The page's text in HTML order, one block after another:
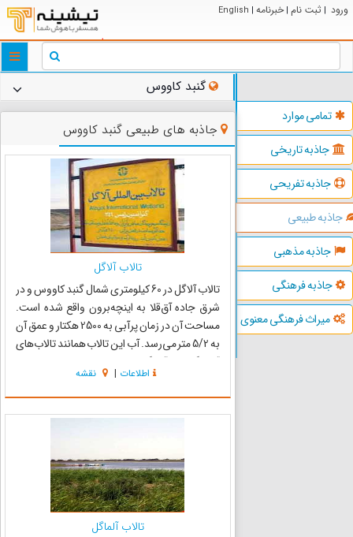
ورود | ثبت نام | خبرنامه |
English
تمامی موارد
جاذبه تاریخی
جاذبه تفریحی
جاذبه طبیعی
جاذبه مذهبی
جاذبه فرهنگی
میراث فرهنگی معنوی
گنبد کاووس
جاذبه های طبیعی گنبد کاووس
تالاب آلاگل
تالاب آلاگل در 60 کیلومتری شمال گنبد کاووس و در
شرق جاده آق‌قلا به اینچه‌برون واقع شده است.
مساحت آن در زمان پرآبی به 2500 هکتار و عمق آن
به 5/2 متر می‌رسد. آب این تالاب همانند تالاب‌های
آجی‌گل و آلماگل از رودخانه مرزی اترک و
زهکشی‌های طبیعی نهرهای شور به نام‌های سامان
و شورجه تأمین م...
اطلاعات | نقشه
تالاب آلماگل